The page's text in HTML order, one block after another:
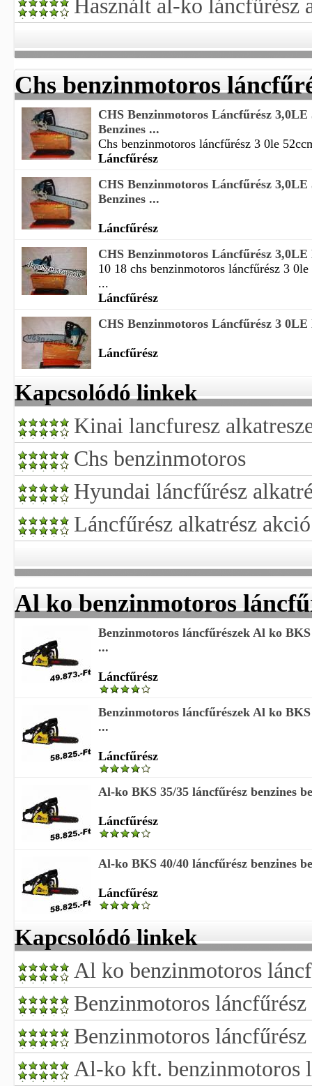
Használt al-ko láncfűrész
Chs benzinmotoros
CHS Benzinmotoros Láncfűrész 3,0LE
Benzines ...
Chs benzinmotoros láncfűrész 3 0le
Láncfűrész
CHS Benzinmotoros Láncfűrész 3,0LE
Benzines ...
Láncfűrész
CHS Benzinmotoros Láncfűrész 3,0LE
10 18 chs benzinmotoros láncfűrész 3
...
Láncfűrész
CHS Benzinmotoros Láncfűrész 3 0LE
Láncfűrész
Kapcsolódó linkek
Kinai lancfuresz
Chs benzinmotoros
Hyundai láncfűrész
Láncfűrész alkatrész akció
Al ko benzinmotoros
Benzinmotoros láncfűrészek Al ko
...
Láncfűrész
Benzinmotoros láncfűrészek Al ko
...
Láncfűrész
Al-ko BKS 35/35 láncfűrész benzines
Láncfűrész
Al-ko BKS 40/40 láncfűrész benzines
Láncfűrész
Kapcsolódó linkek
Al ko benzinmotoros
Benzinmotoros láncfűrész
Benzinmotoros láncfűrész
Al-ko kft. benzinmotoros